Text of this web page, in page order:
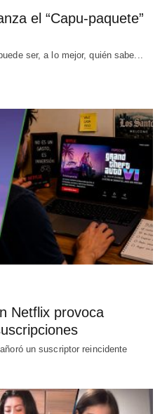
el “Capu-paquete”
ser, a lo mejor, quién sabe...
Netflix provoca
un suscriptor reincidente